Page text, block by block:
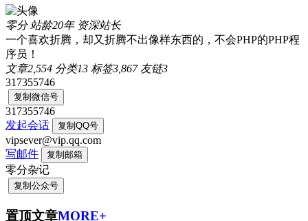
零分 站龄20年 资深站长
一个喜欢折腾，却又折腾不出像样东西的，不会PHP的PHP程
序员！
文章2,554 分类13 标签3,867 友链3
317355746
复制微信号
317355746
发起会话
复制QQ号
vipsever@vip.qq.com
写邮件
复制邮箱
零分杂记
复制公众号
置顶文章MORE+